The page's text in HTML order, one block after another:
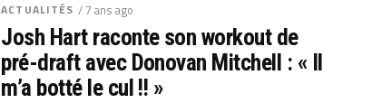
ACTUALITÉS / 7 ans ago
Josh Hart raconte son workout de
pré-draft avec Donovan Mitchell : « Il
m’a botté le cul !! »